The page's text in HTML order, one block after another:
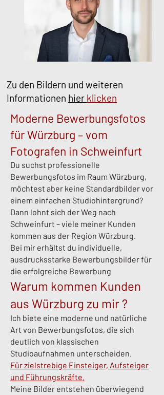
Zu den Bildern und weiteren
Informationen hier klicken
Moderne Bewerbungsfotos
für Würzburg – vom
Fotografen in Schweinfurt
Du suchst professionelle
Bewerbungsfotos im Raum Würzburg,
möchtest aber keine Standardbilder vor
einem einfachen Studiohintergrund?
Dann lohnt sich der Weg nach
Schweinfurt – viele meiner Kunden
kommen aus der Region Würzburg.
Bei mir erhältst du individuelle,
ausdrucksstarke Bewerbungsbilder für
die erfolgreiche Bewerbung
Warum kommen Kunden
aus Würzburg zu mir ?
Ich biete eine moderne und natürliche
Art von Bewerbungsfotos, die sich
deutlich von klassischen
Studioaufnahmen unterscheiden.
Für zielstrebige Einsteiger, Aufsteiger
und Führungskräfte.
Meine Bilder entstehen überwiegend